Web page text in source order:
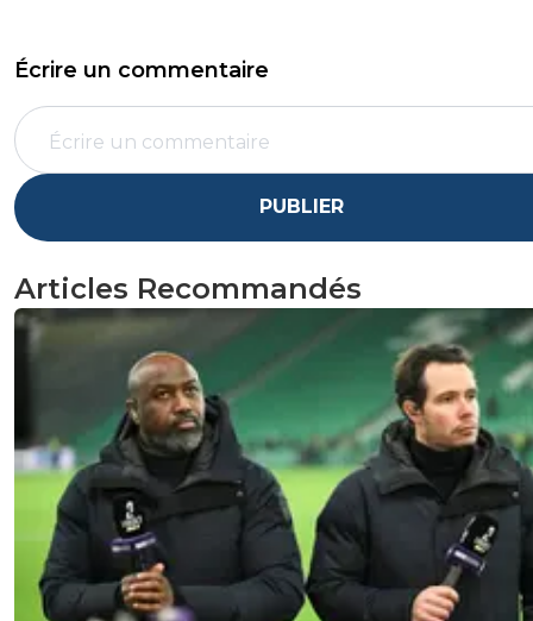
Écrire un commentaire
PUBLIER
Articles Recommandés